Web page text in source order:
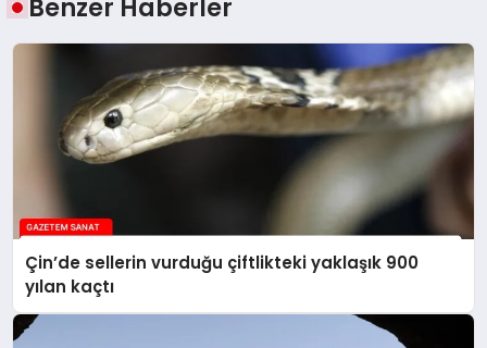
Benzer Haberler
Çin’de sellerin vurduğu çiftlikteki yaklaşık 900
yılan kaçtı